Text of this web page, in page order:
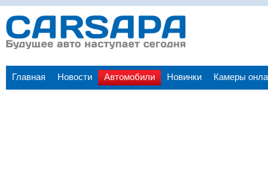
Главная Новости Автомобили Новинки Камеры